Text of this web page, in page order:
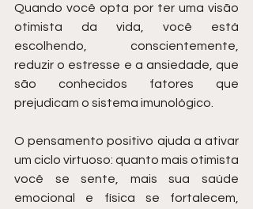
Quando você opta por ter uma visão
otimista da vida, você está
escolhendo, conscientemente,
reduzir o estresse e a ansiedade, que
são conhecidos fatores que
prejudicam o sistema imunológico.
O pensamento positivo ajuda a ativar
um ciclo virtuoso: quanto mais otimista
você se sente, mais sua saúde
emocional e física se fortalecem,